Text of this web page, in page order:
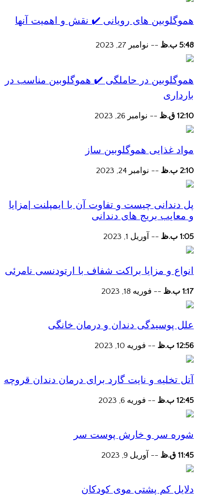
هموگلوبین های رویانی ✔️ نقش و اهمیت آنها
5:48 ب.ظ -- نوامبر 27, 2023
هموگلوبین در حاملگی ✔️ هموگلوبین مناسب در
بارداری
12:10 ق.ظ -- نوامبر 26, 2023
مواد غذایی هموگلوبین ساز
2:10 ب.ظ -- نوامبر 24, 2023
پل دندانی چیست و تفاوت آن با ایمپلنت |مزایا
و معایب بریج های دندانی
1:05 ب.ظ -- آوریل 1, 2023
انواع و مزایا براکت شفاف با ارتودنسی نامرئی
1:17 ب.ظ -- فوریه 18, 2023
علل پوسیدگی دندان و درمان خانگی
12:56 ب.ظ -- فوریه 10, 2023
آتل تخلیه و نایت گارد برای درمان دندان قروچه
12:45 ب.ظ -- فوریه 6, 2023
شوره سر و خارش پوست سر
11:45 ق.ظ -- آوریل 9, 2023
دلایل کم پشتی موی کودکان